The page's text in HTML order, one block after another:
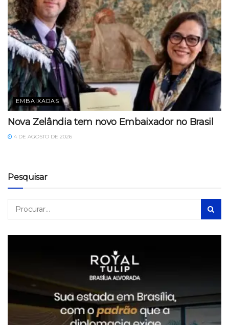
EMBAIXADAS
Nova Zelândia tem novo Embaixador no Brasil
4 DE AGOSTO DE 2026
Pesquisar